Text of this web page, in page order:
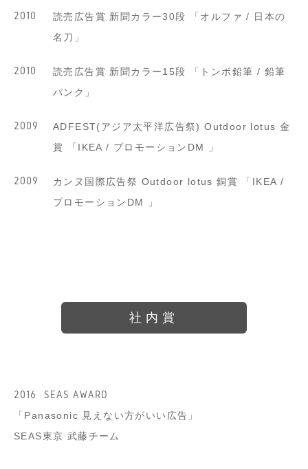
2010
読売広告賞 新聞カラー30段 「オルファ / 日本の
名刀」
2010
読売広告賞 新聞カラー15段 「トンボ鉛筆 / 鉛筆
パンク」
2009
ADFEST(アジア太平洋広告祭) Outdoor lotus 金
賞 「IKEA / プロモーションDM 」
2009
カンヌ国際広告祭 Outdoor lotus 銅賞 「IKEA /
プロモーションDM 」
社内賞
2016
SEAS AWARD
「Panasonic 見えない方がいい広告」
SEAS東京 武藤チーム